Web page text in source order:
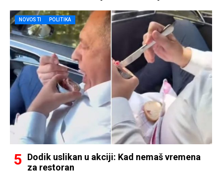
NOVOSTI POLITIKA
Dodik uslikan u akciji: Kad nemaš vremena
za restoran